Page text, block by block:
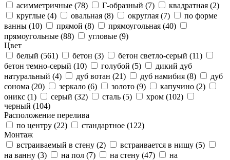
асимметричные (78) Г-образный (7) квадратная (2)
круглые (4) овальная (8) округлая (7)
по форме
ванны (10) прямой (8) прямоугольная (40)
прямоугольные (88) угловые (9)
Цвет
белый (561) бетон (3) бетон светло-серый (11)
бетон темно-серый (10) голубой (5)
дикий дуб
натуральный (4) дуб вотан (21) дуб намибия (8)
дуб
сонома (20) зеркало (6) золото (9) капучино (2)
оникс (1) серый (32) сталь (5) хром (102)
черный (104)
Расположение перелива
по центру (22) стандартное (122)
Монтаж
встраиваемый в стену (2) встраивается в нишу (5)
на ванну (3) на пол (7) на стену (47)
на